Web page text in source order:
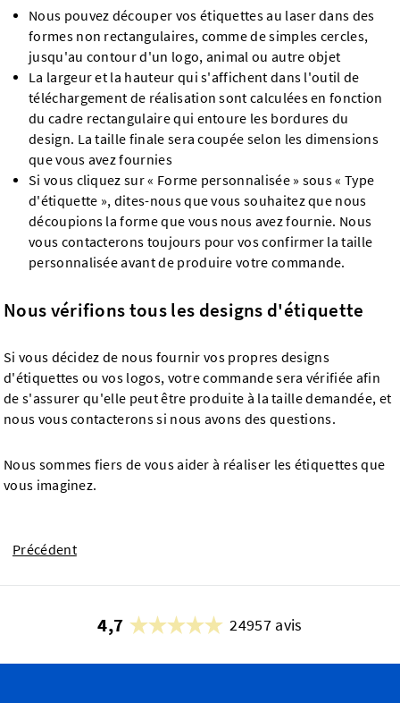
Nous pouvez découper vos étiquettes au laser dans des
formes non rectangulaires, comme de simples cercles,
jusqu'au contour d'un logo, animal ou autre objet
La largeur et la hauteur qui s'affichent dans l'outil de
téléchargement de réalisation sont calculées en fonction
du cadre rectangulaire qui entoure les bordures du
design. La taille finale sera coupée selon les dimensions
que vous avez fournies
Si vous cliquez sur « Forme personnalisée » sous « Type
d'étiquette », dites-nous que vous souhaitez que nous
découpions la forme que vous nous avez fournie. Nous
vous contacterons toujours pour vos confirmer la taille
personnalisée avant de produire votre commande.
Nous vérifions tous les designs d'étiquette
Si vous décidez de nous fournir vos propres designs
d'étiquettes ou vos logos, votre commande sera vérifiée afin
de s'assurer qu'elle peut être produite à la taille demandée, et
nous vous contacterons si nous avons des questions.
Nous sommes fiers de vous aider à réaliser les étiquettes que
vous imaginez.
Précédent
4,7 24957 avis